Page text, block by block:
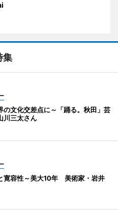
集
の文化交差点に～「踊る。秋田」芸
川三太さん
寛容性～美大10年 美術家・岩井